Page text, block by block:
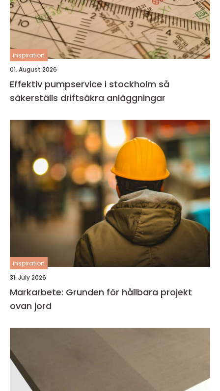
inspiration
01. August 2026
Effektiv pumpservice i stockholm så
säkerställs driftsäkra anläggningar
inspiration
31. July 2026
Markarbete: Grunden för hållbara projekt
ovan jord